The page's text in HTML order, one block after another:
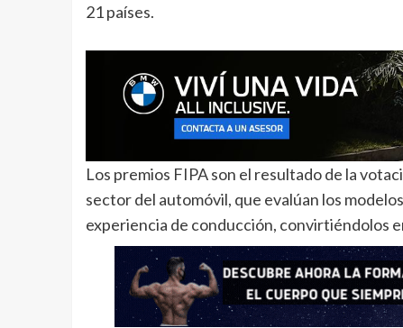
21 países.
Los premios FIPA son el resultado de la
sector del automóvil, que evalúan los
experiencia de conducción, convirtiéndolos